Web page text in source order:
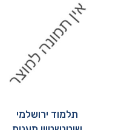
תלמוד ירושלמי